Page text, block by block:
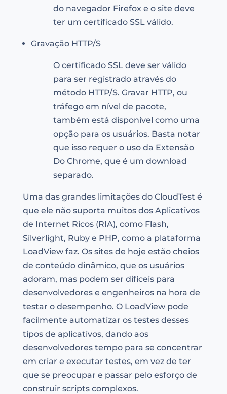
do navegador Firefox e o site deve
ter um certificado SSL válido.
Gravação HTTP/S
O certificado SSL deve ser válido
para ser registrado através do
método HTTP/S. Gravar HTTP, ou
tráfego em nível de pacote,
também está disponível como uma
opção para os usuários. Basta notar
que isso requer o uso da Extensão
Do Chrome, que é um download
separado.
Uma das grandes limitações do CloudTest é
que ele não suporta muitos dos Aplicativos
de Internet Ricos (RIA), como Flash,
Silverlight, Ruby e PHP, como a plataforma
LoadView faz. Os sites de hoje estão cheios
de conteúdo dinâmico, que os usuários
adoram, mas podem ser difíceis para
desenvolvedores e engenheiros na hora de
testar o desempenho. O LoadView pode
facilmente automatizar os testes desses
tipos de aplicativos, dando aos
desenvolvedores tempo para se concentrar
em criar e executar testes, em vez de ter
que se preocupar e passar pelo esforço de
construir scripts complexos.